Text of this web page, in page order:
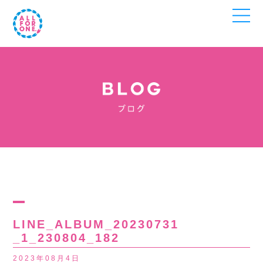
LINE_ALBUM_20230731
_1_230804_182
2023年08月4日